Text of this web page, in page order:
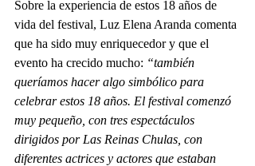
Sobre la experiencia de estos 18 años de
vida del festival, Luz Elena Aranda comenta
que ha sido muy enriquecedor y que el
evento ha crecido mucho: “también
queríamos hacer algo simbólico para
celebrar estos 18 años. El festival comenzó
muy pequeño, con tres espectáculos
dirigidos por Las Reinas Chulas, con
diferentes actrices y actores que estaban